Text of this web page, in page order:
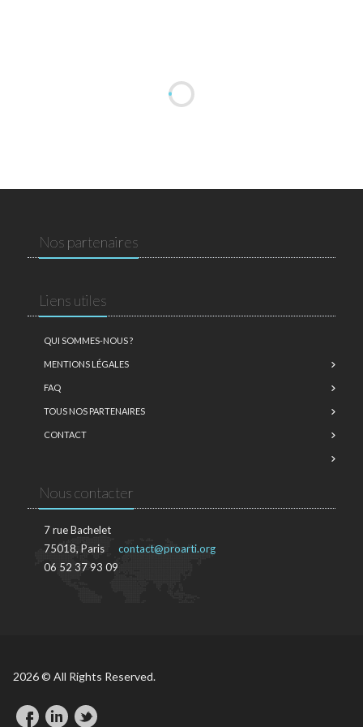
Nos partenaires
Liens utiles
QUI SOMMES-NOUS ?
MENTIONS LÉGALES
FAQ
TOUS NOS PARTENAIRES
CONTACT
Nous contacter
7 rue Bachelet
75018, Paris
06 52 37 93 09
contact@proarti.org
2026 © All Rights Reserved.